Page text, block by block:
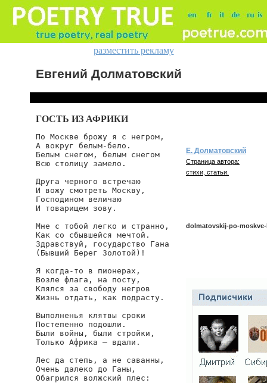
разместить рекламу
Евгений Долматовский
ГОСТЬ ИЗ АФРИКИ
По Москве брожу я с негром,
А вокруг белым-бело.
Белым снегом, белым снегом
Всю столицу замело.
Друга черного встречаю
И вожу смотреть Москву,
Господином величаю
И товарищем зову.
Мне с тобой легко и странно,
Как со сбывшейся мечтой.
Здравствуй, государство Гана
(Бывший Берег Золотой)!
Я когда-то в пионерах,
Возле флага, на посту,
Клялся за свободу негров
Жизнь отдать, как подрасту.
Выполненья клятвы сроки
Постепенно подошли.
Были войны, были стройки,
Только Африка — вдали.
Лес да степь, а не саванны,
Очень далеко до Ганы,
Обагрился волжский плес:
Е. Долматовский
Страница автора:
стихи, статьи.
dolmatovskij-po-